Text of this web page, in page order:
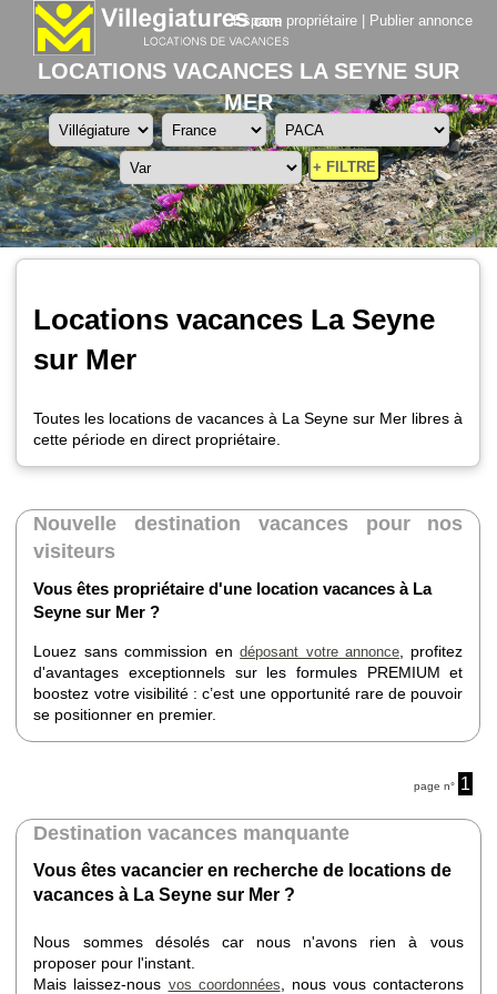
Espace propriétaire Publier annonce
LOCATIONS VACANCES LA SEYNE SUR
MER
+ FILTRE
Locations vacances La Seyne
sur Mer
Toutes les locations de vacances à La Seyne sur Mer libres à
cette période en direct propriétaire.
Nouvelle destination vacances pour nos
visiteurs
Vous êtes propriétaire d'une location vacances à La
Seyne sur Mer ?
Louez sans commission endéposant votre annonce , profitez
d'avantages exceptionnels sur les formules PREMIUM et
boostez votre visibilité : c’est une opportunité rare de pouvoir
se positionner en premier.
page n° 1
Destination vacances manquante
Vous êtes vacancier en recherche de locations de
vacances à La Seyne sur Mer ?
Nous sommes désolés car nous n'avons rien à vous
proposer pour l'instant.
Mais laissez-nous vos coordonnées , nous vous contacterons